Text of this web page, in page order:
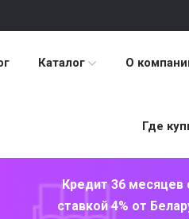
Каталог О
Где
Кредит 36 месяцев
ставкой 4% от